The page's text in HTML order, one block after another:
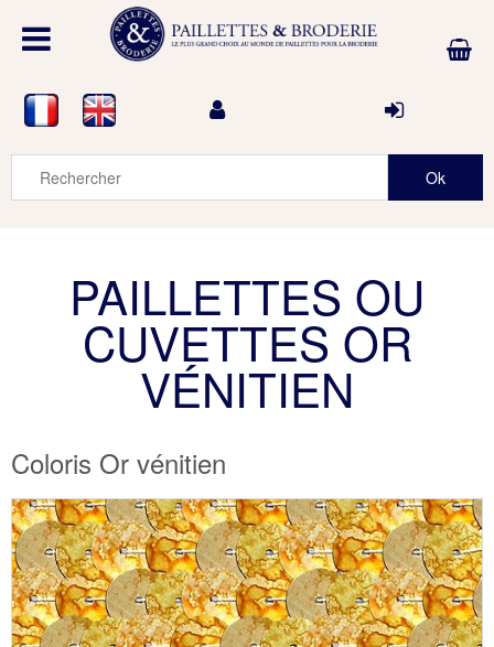
PAILLETTES OU
CUVETTES OR
VÉNITIEN
Coloris Or vénitien